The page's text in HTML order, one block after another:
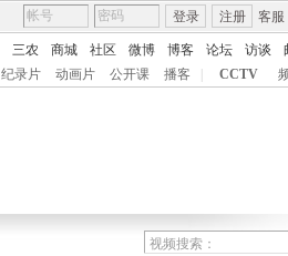
客服
登录 注册
三农 商城 社区 微博 博客 论坛 访谈
纪录片 动画片 公开课 播客 CCTV